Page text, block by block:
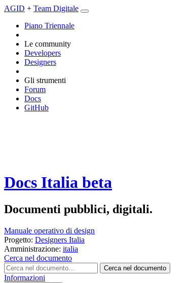
AGID + Team Digitale
Piano Triennale
Le community
Developers
Designers
Gli strumenti
Forum
Docs
GitHub
Docs Italia beta
Documenti pubblici, digitali.
Manuale operativo di design
Progetto: Designers Italia
Amministrazione: italia
Cerca nel documento
Cerca nel documento
Informazioni